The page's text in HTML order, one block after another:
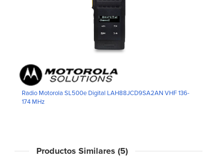
Radio Motorola SL500e Digital LAH88JCD9SA2AN VHF 136-
174 MHz
Productos Similares (5)